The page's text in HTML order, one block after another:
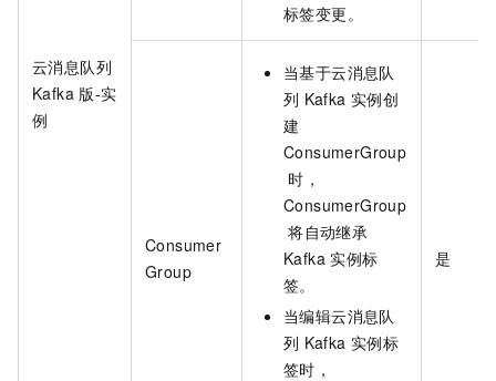
云消息队列
Kafka 版-实
例
标签变更。
Consumer
Group
当基于云消息队
列 Kafka 实例创
建
ConsumerGroup
时，
ConsumerGroup
将自动继承
Kafka 实例标
签。
当编辑云消息队
列 Kafka 实例标
签时，
是